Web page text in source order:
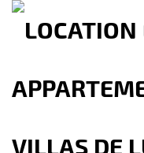
TYPE
Tanger